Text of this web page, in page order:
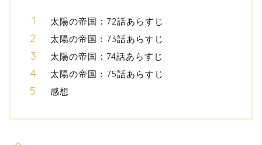
太陽の帝国：72話あらすじ
太陽の帝国：73話あらすじ
太陽の帝国：74話あらすじ
太陽の帝国：75話あらすじ
感想